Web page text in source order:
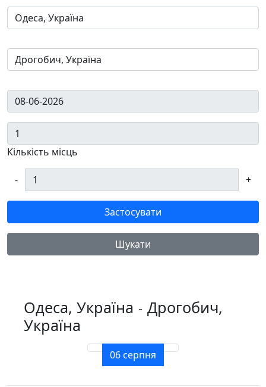
Кількість місць
- +
Застосувати
Шукати
Одеса, Україна - Дрогобич,
Україна
06 серпня